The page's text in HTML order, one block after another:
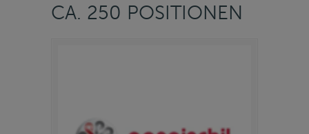
CA. 250 POSITIONEN